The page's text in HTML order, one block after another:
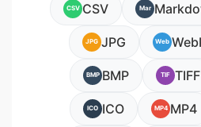
CSV CSV Mar
JPG JPG Web
BMP BMP TIF TIFF
ICO ICO MP4 MP4